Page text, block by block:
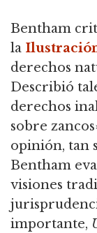
Bentham
la
derechos
Describió
derechos
sobre
opinión, tan
Bentham
visiones
importante,